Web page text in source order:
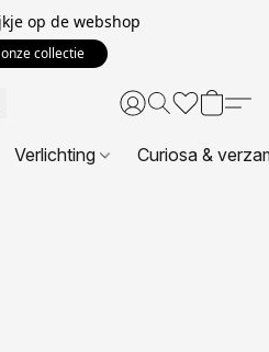
op de webshop
collectie
Verlichting Curiosa &